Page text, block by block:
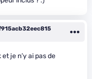
je n’y ai pas de